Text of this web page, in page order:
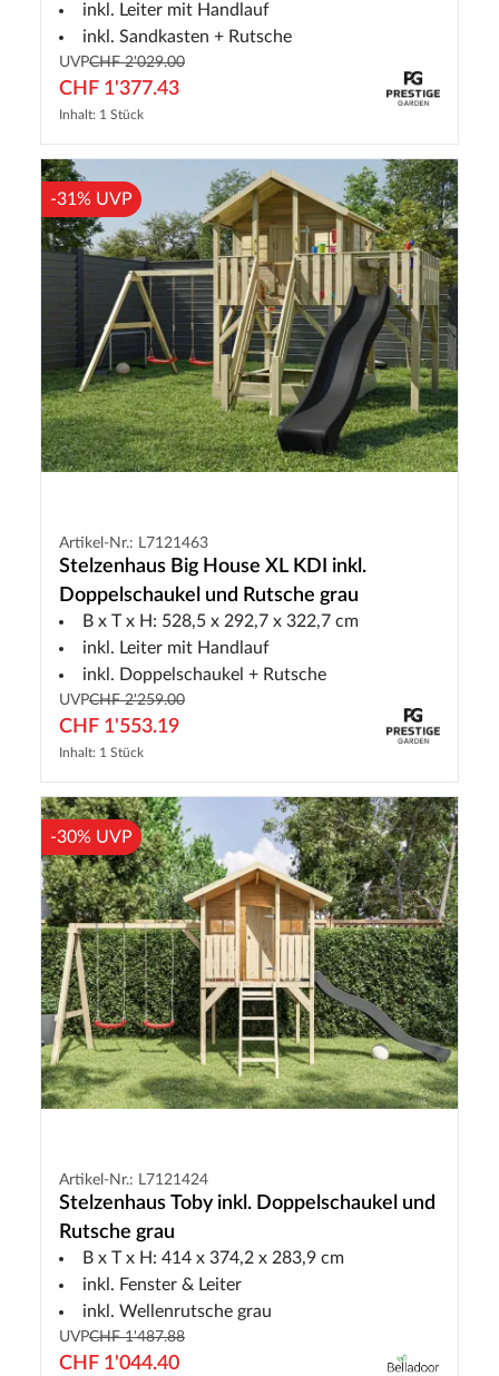
inkl. Leiter mit Handlauf
inkl. Sandkasten + Rutsche
UVPCHF 2'029.00
CHF 1'377.43
Inhalt: 1 Stück
-31% UVP
Artikel-Nr.: L7121463
Stelzenhaus Big House XL KDI inkl.
Doppelschaukel und Rutsche grau
B x T x H: 528,5 x 292,7 x 322,7 cm
inkl. Leiter mit Handlauf
inkl. Doppelschaukel + Rutsche
UVPCHF 2'259.00
CHF 1'553.19
Inhalt: 1 Stück
-30% UVP
Artikel-Nr.: L7121424
Stelzenhaus Toby inkl. Doppelschaukel und
Rutsche grau
B x T x H: 414 x 374,2 x 283,9 cm
inkl. Fenster & Leiter
inkl. Wellenrutsche grau
UVPCHF 1'487.88
CHF 1'044.40